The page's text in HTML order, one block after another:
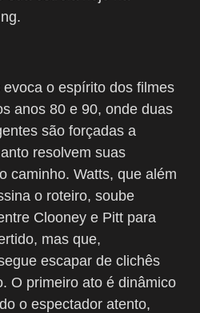
evoca o espírito dos filmes
anos 80 e 90, onde duas
são forçadas a
resolvem suas
caminho. Watts, que além
o roteiro, soube
Clooney e Pitt para
mas que,
escapar de clichês
O primeiro ato é dinâmico
o espectador atento,